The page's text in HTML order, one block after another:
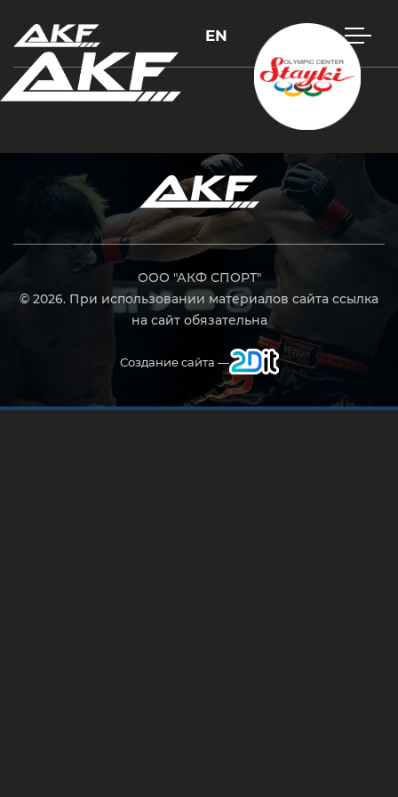
EN
ООО "АКФ СПОРТ"
© 2026. При использовании материалов сайта ссылка
на сайт обязательна
Создание сайта —
Нажмите Enter для поиска или Esc, чтобы закрыть